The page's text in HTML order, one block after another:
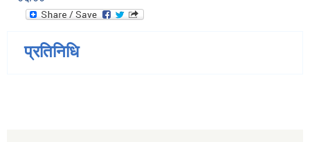
प्रतिनिधि